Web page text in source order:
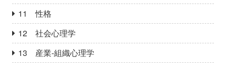
11 性格
12 社会心理学
13 産業‐組織心理学